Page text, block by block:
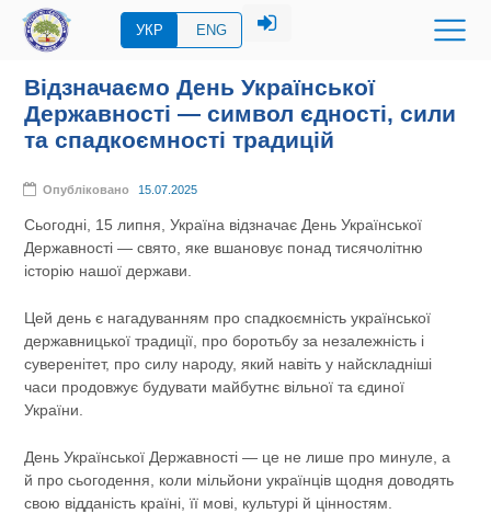
УКР ENG
Відзначаємо День Української
Державності — символ єдності, сили
та спадкоємності традицій
Опубліковано 15.07.2025
Сьогодні, 15 липня, Україна відзначає День Української
Державності — свято, яке вшановує понад тисячолітню
історію нашої держави.
Цей день є нагадуванням про спадкоємність української
державницької традиції, про боротьбу за незалежність і
суверенітет, про силу народу, який навіть у найскладніші
часи продовжує будувати майбутнє вільної та єдиної
України.
День Української Державності — це не лише про минуле, а
й про сьогодення, коли мільйони українців щодня доводять
свою відданість країні, її мові, культурі й цінностям.